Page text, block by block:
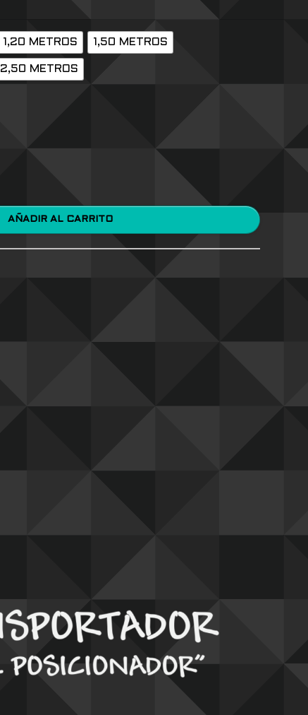
1,20 METROS 1,50 METROS
2,50 METROS
AÑADIR AL CARRITO